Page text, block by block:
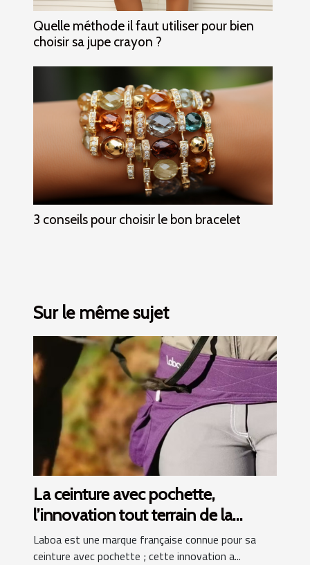
Quelle méthode il faut utiliser pour bien
choisir sa jupe crayon ?
3 conseils pour choisir le bon bracelet
Sur le même sujet
La ceinture avec pochette,
l’innovation tout terrain de la
marque française Laboa
Laboa est une marque française connue pour sa
ceinture avec pochette ; cette innovation a...